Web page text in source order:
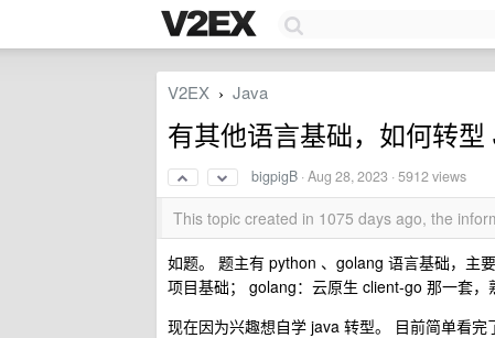
V2EX › Java
有其他语言基础，如何转型
bigpigB ·Aug 28, 2023 · 5912 views
This topic created in 1075 days ago, the
如题。 题主有 python 、golang 语言基础，主
项目基础； golang：云原生 client-go 那一套
现在因为兴趣想自学 java 转型。 目前简单看